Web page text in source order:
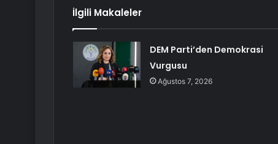
İlgili Makaleler
DEM Parti’den Demokrasi
Vurgusu
Ağustos 7, 2026